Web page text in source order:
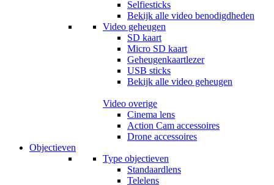
Selfiesticks
Bekijk alle video benodigdheden
Video geheugen
SD kaart
Micro SD kaart
Geheugenkaartlezer
USB sticks
Bekijk alle video geheugen
Video overige
Cinema lens
Action Cam accessoires
Drone accessoires
Objectieven
Type objectieven
Standaardlens
Telelens